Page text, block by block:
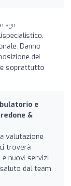
ago
Danno
dei
e soprattutto
e
&
valutazione
troverà
nuovi servizi
dal team